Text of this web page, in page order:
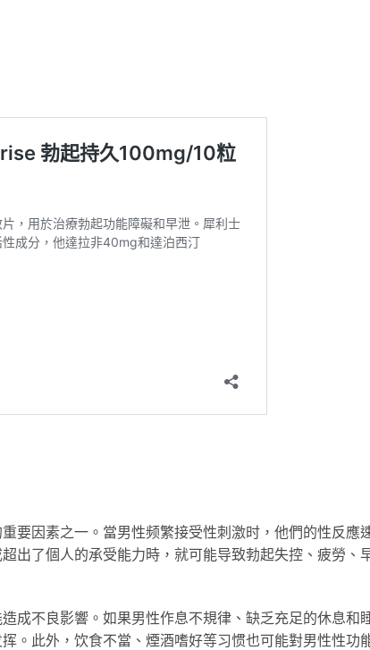
要因素之一。當男性频繁接受性刺激时，他們的性反應
出了個人的承受能力時，就可能导致勃起失控、疲勞、
成不良影響。如果男性作息不規律、缺乏充足的休息和
。此外，饮食不當、煙酒嗜好等习惯也可能對男性性功